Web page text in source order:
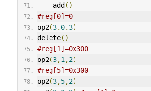
    add
()
#reg[0]=0
op2(3,0,3)
delete()
#reg[1]=0x300
op2(3,1 ,2)
#reg[5]=0x300
op2(3,5,2)